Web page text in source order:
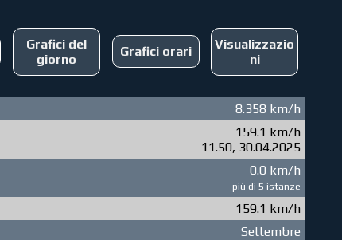
Grafici del
giorno
Grafici orari
Visualizzazio
ni
8.358 km/h
159.1 km/h
11.50, 30.04.2025
0.0 km/h
più di 5 istanze
159.1 km/h
Settembre